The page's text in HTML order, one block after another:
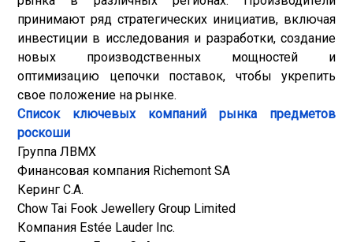
принимают ряд стратегических инициатив, включая
инвестиции в исследования и разработки, создание
новых производственных мощностей и
оптимизацию цепочки поставок, чтобы укрепить
свое положение на рынке.
Список ключевых компаний рынка предметов
роскоши
Группа ЛВМХ
Финансовая компания Richemont SA
Керинг С.А.
Chow Tai Fook Jewellery Group Limited
Компания Estée Lauder Inc.